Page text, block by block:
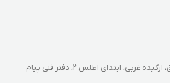
غربی، ابتدای اطلس 2، دفتر فنی پیام